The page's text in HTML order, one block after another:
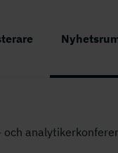
och